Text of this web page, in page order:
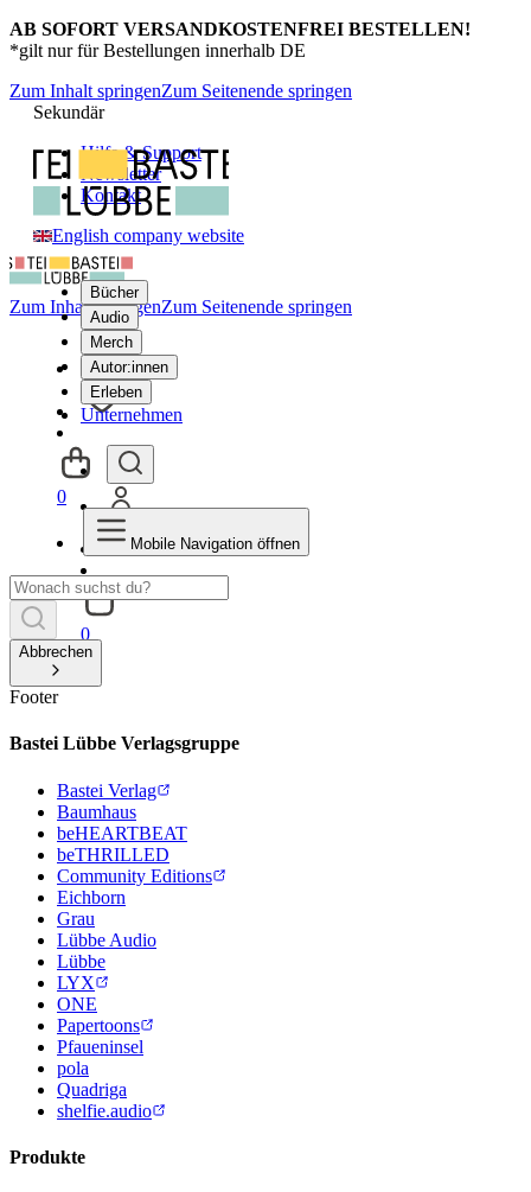
AB SOFORT VERSANDKOSTENFREI BESTELLEN!
*gilt nur für Bestellungen innerhalb DE
Zum Inhalt springenZum Seitenende springen
Sekundär
Hilfe & Support
Newsletter
Kontakt
English company website
Bücher
Audio
Merch
Autor:innen
Erleben
Unternehmen
0
Zum Inhalt springenZum Seitenende springen
0
Mobile Navigation öffnen
Abbrechen
Footer
Bastei Lübbe Verlagsgruppe
Bastei Verlag
Baumhaus
beHEARTBEAT
beTHRILLED
Community Editions
Eichborn
Grau
Lübbe Audio
Lübbe
LYX
ONE
Papertoons
Pfaueninsel
pola
Quadriga
shelfie.audio
Produkte